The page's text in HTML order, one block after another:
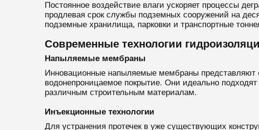
Постоянное воздействие влаги ускоряет процессы
продлевая срок службы подземных сооружений на
подземные хранилища, парковки и транспортные
Современные технологии
Напыляемые мембраны
Инновационные напыляемые мембраны представляют
водонепроницаемое покрытие. Они идеально
различным строительным материалам.
Инъекционные технологии
Для устранения протечек в уже существующих